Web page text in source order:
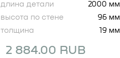
2 884.00 RUB
длина детали
2000 мм
высота по стене
96 мм
толщина
19 мм